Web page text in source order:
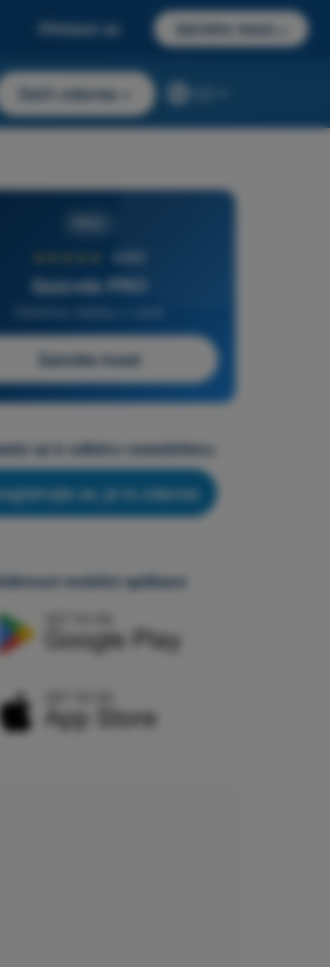
Přihlásit se Začněte hned
Začít zdarma
4,6/5
Quizvds PRO
Začněte hned
se k odběru newsletteru
se, je to zdarma
mobilní aplikace